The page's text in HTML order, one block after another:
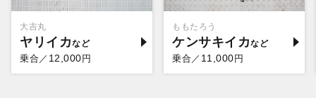
大吉丸
ヤリイカ
乗合／ 12,000円
ももたろう
ケンサキイカ
乗合／ 11,000円